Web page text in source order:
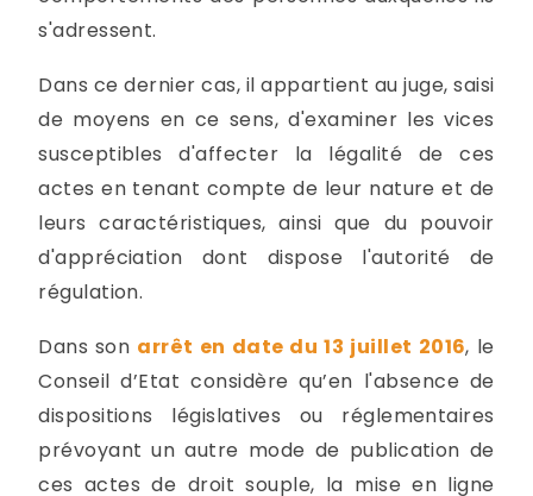
s'adressent.
Dans ce dernier cas, il appartient au juge, saisi
de moyens en ce sens, d'examiner les vices
susceptibles d'affecter la légalité de ces
actes en tenant compte de leur nature et de
leurs caractéristiques, ainsi que du pouvoir
d'appréciation dont dispose l'autorité de
régulation.
Dans son arrêt en date du 13 juillet 2016, le
Conseil d’Etat considère qu’en l'absence de
dispositions législatives ou réglementaires
prévoyant un autre mode de publication de
ces actes de droit souple, la mise en ligne